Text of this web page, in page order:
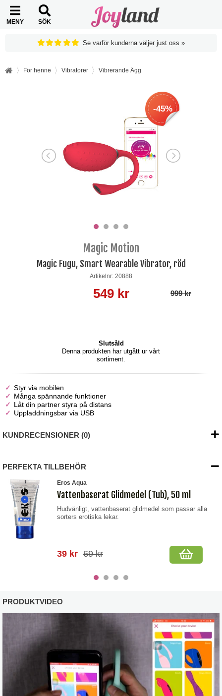
MENY SÖK
Se varför kunderna väljer just oss »
För henne Vibratorer Vibrerande Ägg
-45%
Magic Motion
Magic Fugu, Smart Wearable Vibrator, röd
Artikelnr: 20888
549 kr 999 kr
Slutsåld
Denna produkten har utgått ur vårt
sortiment.
Styr via mobilen
Många spännande funktioner
Låt din partner styra på distans
Uppladdningsbar via USB
KUNDRECENSIONER (0)
PERFEKTA TILLBEHÖR
Eros Aqua
Vattenbaserat Glidmedel (Tub), 50 ml
Hudvänligt, vattenbaserat glidmedel som passar alla
sorters erotiska lekar.
39 kr 69 kr
PRODUKTVIDEO